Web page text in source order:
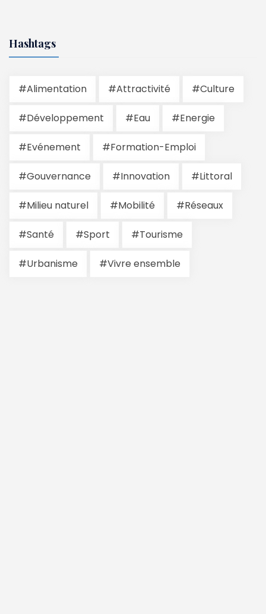
Hashtags
#Alimentation #Attractivité #Culture
#Développement #Eau #Energie
#Evénement #Formation-Emploi
#Gouvernance #Innovation #Littoral
#Milieu naturel #Mobilité #Réseaux
#Santé #Sport #Tourisme
#Urbanisme #Vivre ensemble